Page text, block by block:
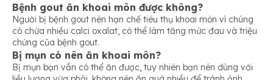
Bệnh gout ăn khoai môn được không?
Người bị bệnh gout nên hạn chế tiêu thụ khoai môn vì chúng
có chứa nhiều calci oxalat, có thể làm tăng mức đau và triệu
chứng của bệnh gout.
Bị mụn có nên ăn khoai môn?
Bị mụn bạn vẫn có thể ăn được, tuy nhiên bạn nên dùng với